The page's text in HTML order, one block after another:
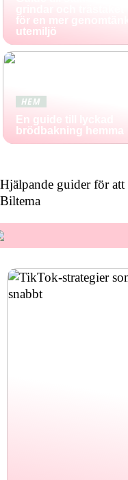
för en mer genomtänkt
utemiljö
HEM
En guide till lyckad
brödbakning hemma
Hjälpande guider för
Biltema